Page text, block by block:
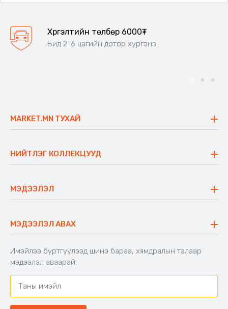
Хүргэлтийн төлбөр 6000₮
Бид 2-6 цагийн дотор хүргэнэ
MARKET.MN ТУХАЙ
Үнэт зүйлс
Ажлын байр
Блог
НИЙТЛЭГ КОЛЛЕКЦУУД
Сүүдрэвч
Аяны ширээ
Аяны түшлэгтэй сандал
МЭДЭЭЛЭЛ
Буцаалтын журам
Захиалга шалгах
Хамтран ажиллах
Холбоо барих
МЭДЭЭЛЭЛ АВАХ
Имэйлээ бүртгүүлээд шинэ бараа, хямдралын талаар
мэдээлэл аваарай.